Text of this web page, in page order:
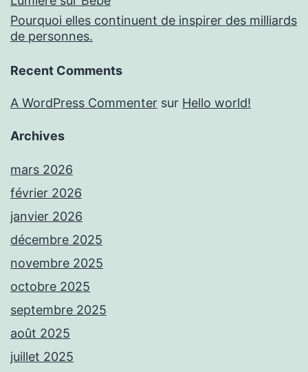
Pourquoi elles continuent de inspirer des milliards
de personnes.
Recent Comments
A WordPress Commenter sur Hello world!
Archives
mars 2026
février 2026
janvier 2026
décembre 2025
novembre 2025
octobre 2025
septembre 2025
août 2025
juillet 2025